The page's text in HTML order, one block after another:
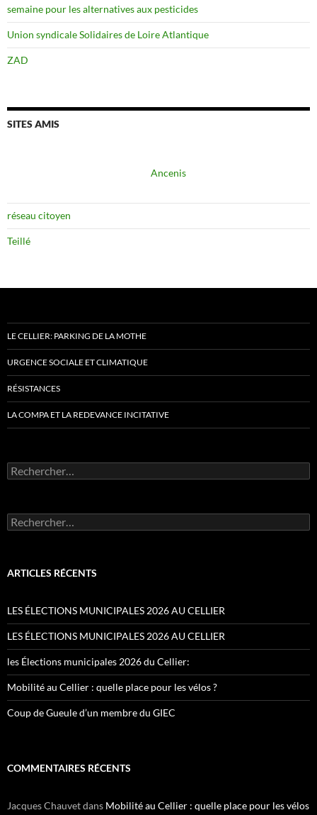
semaine pour les alternatives aux pesticides
Union syndicale Solidaires de Loire Atlantique
ZAD
SITES AMIS
Ancenis
réseau citoyen
Teillé
LE CELLIER: PARKING DE LA MOTHE
URGENCE SOCIALE ET CLIMATIQUE
RÉSISTANCES
LA COMPA ET LA REDEVANCE INCITATIVE
Rechercher :
Rechercher :
ARTICLES RÉCENTS
LES ÉLECTIONS MUNICIPALES 2026 AU CELLIER
LES ÉLECTIONS MUNICIPALES 2026 AU CELLIER
les Élections municipales 2026 du Cellier:
Mobilité au Cellier : quelle place pour les vélos ?
Coup de Gueule d’un membre du GIEC
COMMENTAIRES RÉCENTS
Jacques Chauvetdans Mobilité au Cellier : quelle place pour les vélos